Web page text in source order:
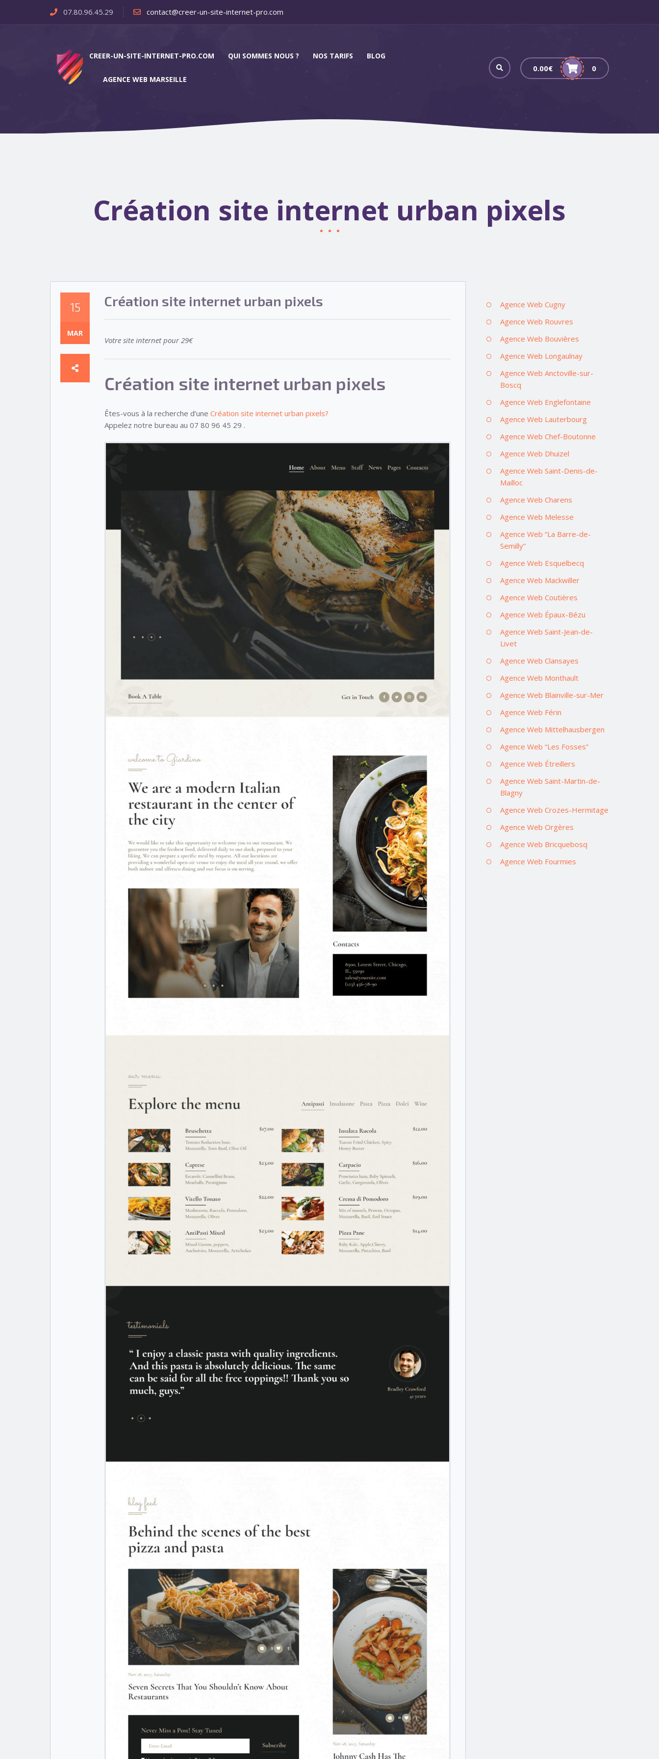
07.80.96.45.29 contact@creer-un-site-internet-pro.com
CREER-UN-SITE-INTERNET-PRO.COM QUI SOMMES NOUS ? NOS TARIFS BLOG
AGENCE WEB MARSEILLE
0.00€ 0
Création site internet urban pixels
15
MAR
Création site internet urban pixels
Votre site internet pour 29€
Création site internet urban pixels
Êtes-vous à la recherche d’une Création site internet urban pixels?
Appelez notre bureau au 07 80 96 45 29 .
Agence Web Cugny
Agence Web Rouvres
Agence Web Bouvières
Agence Web Longaulnay
Agence Web Anctoville-sur-
Boscq
Agence Web Englefontaine
Agence Web Lauterbourg
Agence Web Chef-Boutonne
Agence Web Dhuizel
Agence Web Saint-Denis-de-
Mailloc
Agence Web Charens
Agence Web Melesse
Agence Web “La Barre-de-
Semilly”
Agence Web Esquelbecq
Agence Web Mackwiller
Agence Web Coutières
Agence Web Épaux-Bézu
Agence Web Saint-Jean-de-
Livet
Agence Web Clansayes
Agence Web Monthault
Agence Web Blainville-sur-Mer
Agence Web Férin
Agence Web Mittelhausbergen
Agence Web “Les Fosses”
Agence Web Étreillers
Agence Web Saint-Martin-de-
Blagny
Agence Web Crozes-Hermitage
Agence Web Orgères
Agence Web Bricquebosq
Agence Web Fourmies